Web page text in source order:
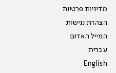
מדיניות פרטיות
הצהרת נגישות
המייל האדום
עברית
English